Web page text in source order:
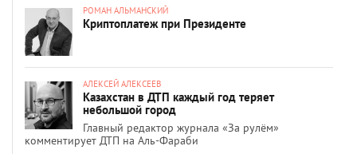
РОМАН АЛЬМАНСКИЙ
Криптоплатеж при Президенте
АЛЕКСЕЙ АЛЕКСЕЕВ
Казахстан в ДТП каждый год теряет
небольшой город
Главный редактор журнала «За рулём»
комментирует ДТП на Аль-Фараби